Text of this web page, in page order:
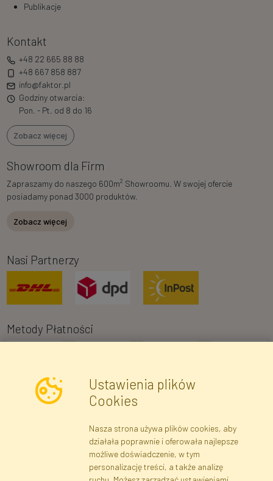
Publikacje
Kontakt
+48 22 665 88 88
+48 667 858 887
info@faktor.pl
Godziny otwarcia:
Pon. - Pt. od 8 do 16
Zobacz więcej
Showroom dla Firm
Zapraszamy do naszego 600m2 Showroomu. W swojej ofercie
posiadamy ponad 3000 produktów.
Zobacz więcej
Nasi Partnerzy
Metody Płatności
Zapisz się
Ustawienia plików
Cookies
Nasza strona używa plików cookies, aby
działała poprawnie i oferowała najlepsze
możliwe doświadczenie, w tym
personalizację treści, a także analizę